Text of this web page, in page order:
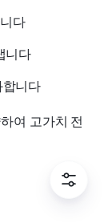
다
니다
니다
여 고가치 전